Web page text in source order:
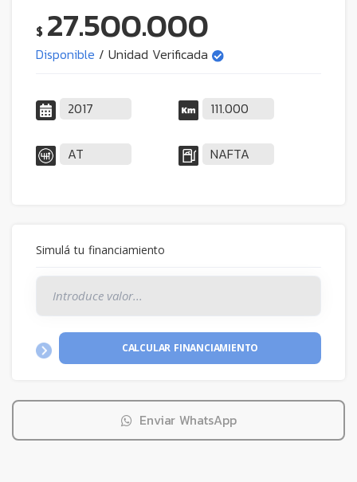
$ 27.500.000
Disponible / Unidad Verificada
2017 111.000
AT NAFTA
Simulá tu financiamiento
CALCULAR FINANCIAMIENTO
Enviar WhatsApp